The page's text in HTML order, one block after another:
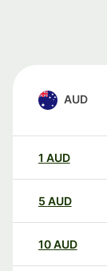
AUD
1 AUD
5 AUD
10AUD